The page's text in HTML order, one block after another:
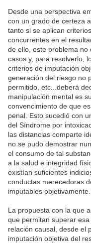
Desde una perspectiva
con un grado de certeza
tanto si se aplican
concurrentes en el
de ello, este problema no
casos y, para resolverlo,
criterios de imputación
generación del riesgo no
permitido, etc...deberá
manipulación mental es
convencimiento de que
penal. Esto sucedió con
del Síndrome por
las distancias comparte
no se pudo demostrar
el consumo de tal
a la salud e integridad
existían suficientes
conductas merecedoras
imputables objetivamente.
La propuesta con la que
que permitan superar
relación causal, desde el
imputación objetiva del